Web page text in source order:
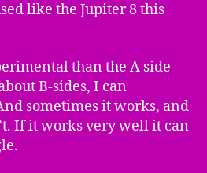
like the Jupiter 8 this
than the A side
B-sides, I can
sometimes it works, and
If it works very well it can